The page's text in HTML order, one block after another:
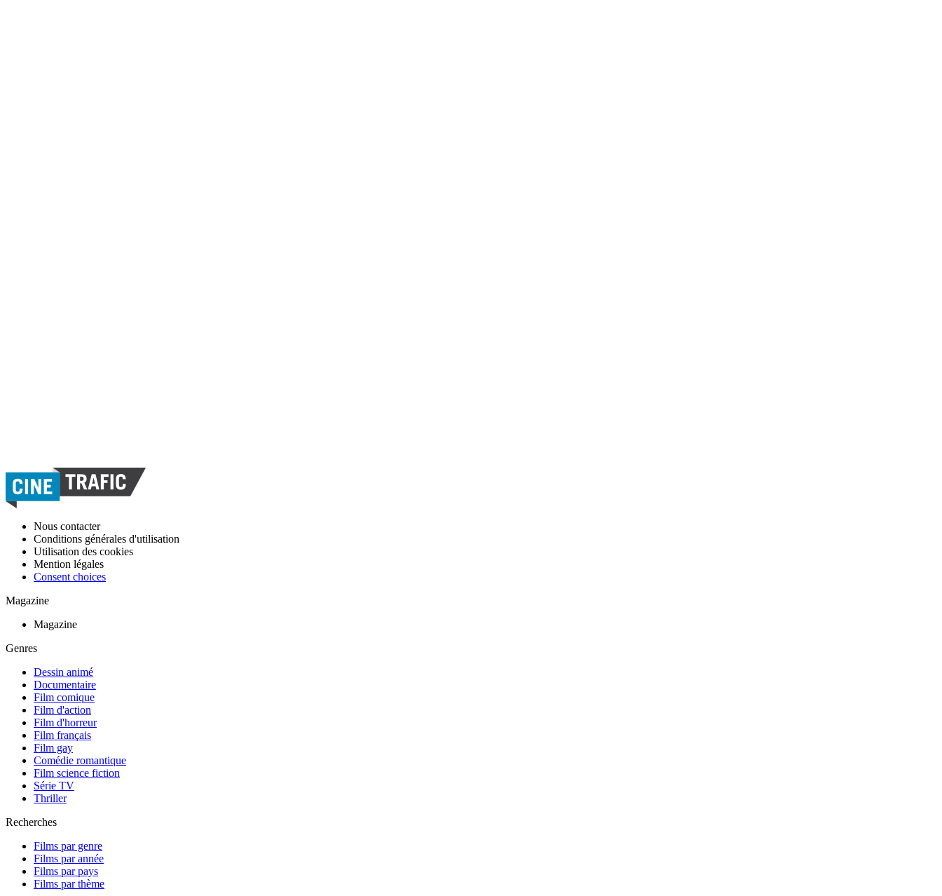
Nous contacter
Conditions générales d'utilisation
Utilisation des cookies
Mention légales
Consent choices
Magazine
Magazine
Genres
Dessin animé
Documentaire
Film comique
Film d'action
Film d'horreur
Film français
Film gay
Comédie romantique
Film science fiction
Série TV
Thriller
Recherches
Films par genre
Films par année
Films par pays
Films par thème